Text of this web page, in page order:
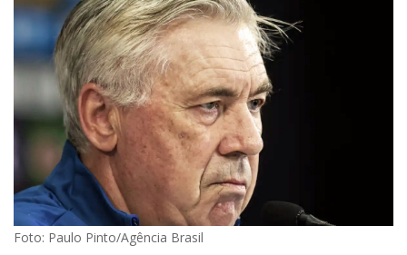
Foto: Paulo Pinto/Agência Brasil